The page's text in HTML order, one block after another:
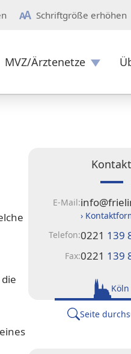
MVZ/Ärztenetze
Schriftgröße erhöhen
Kontakt
E-Mail:
›
Telefon:0221 139
Fax:0221 139
Köln
Seite